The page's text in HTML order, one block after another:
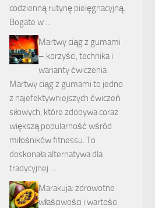
codzienną rutynę pielęgnacyjną.
Bogate w …
Martwy ciąg z gumami
– korzyści, technika i
warianty ćwiczenia
Martwy ciąg z gumami to jedno
z najefektywniejszych ćwiczeń
siłowych, które zdobywa coraz
większą popularność wśród
miłośników fitnessu. To
doskonała alternatywa dla
tradycyjnej …
Marakuja: zdrowotne
właściwości i wartości